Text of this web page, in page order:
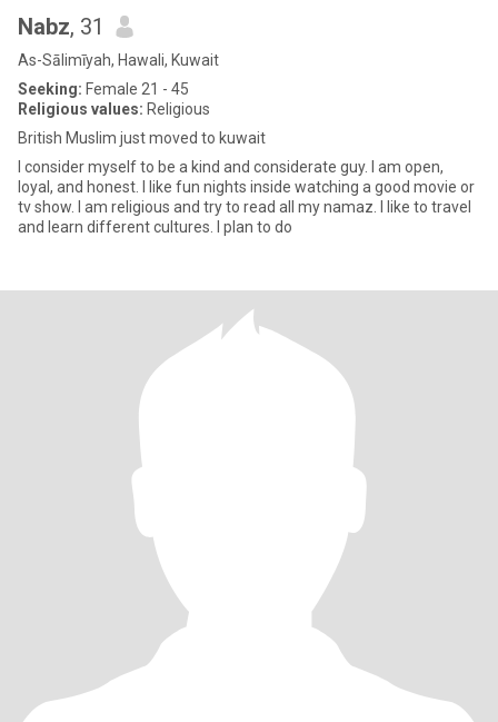
Nabz, 31
As-Sālimīyah, Hawali, Kuwait
Seeking: Female 21 - 45
Religious values: Religious
British Muslim just moved to kuwait
I consider myself to be a kind and considerate guy. I am open,
loyal, and honest. I like fun nights inside watching a good movie or
tv show. I am religious and try to read all my namaz. I like to travel
and learn different cultures. I plan to do